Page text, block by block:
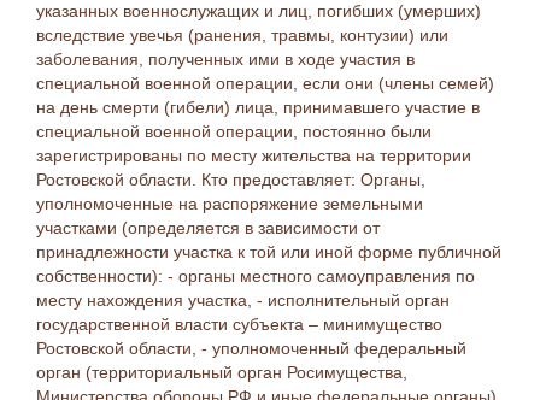
указанных военнослужащих и лиц, погибших (умерших)
вследствие увечья (ранения, травмы, контузии) или
заболевания, полученных ими в ходе участия в
специальной военной операции, если они (члены семей)
на день смерти (гибели) лица, принимавшего участие в
специальной военной операции, постоянно были
зарегистрированы по месту жительства на территории
Ростовской области. Кто предоставляет: Органы,
уполномоченные на распоряжение земельными
участками (определяется в зависимости от
принадлежности участка к той или иной форме публичной
собственности): - органы местного самоуправления по
месту нахождения участка, - исполнительный орган
государственной власти субъекта – минимущество
Ростовской области, - уполномоченный федеральный
орган (территориальный орган Росимущества,